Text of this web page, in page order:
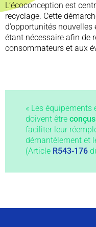
L’écoconception est
recyclage. Cette
d’opportunités
étant nécessaire afin de
consommateurs et aux
« Les
doivent être conçus
faciliter leur
démantèlement et
(Article R543-176